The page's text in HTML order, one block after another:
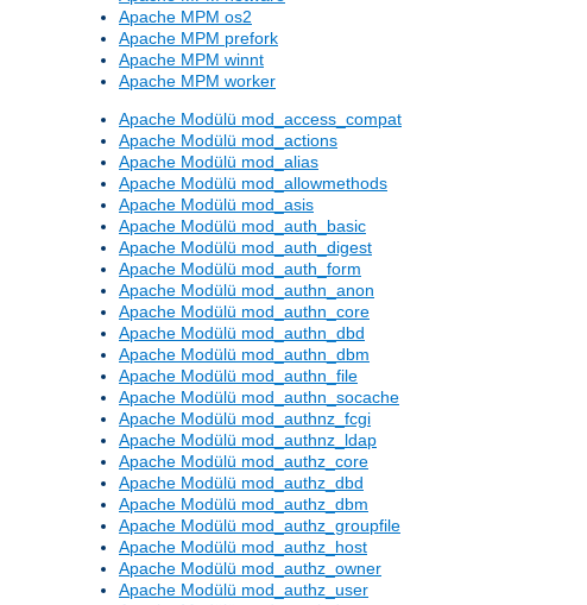
Apache MPM os2
Apache MPM prefork
Apache MPM winnt
Apache MPM worker
Apache Modülü mod_access_compat
Apache Modülü mod_actions
Apache Modülü mod_alias
Apache Modülü mod_allowmethods
Apache Modülü mod_asis
Apache Modülü mod_auth_basic
Apache Modülü mod_auth_digest
Apache Modülü mod_auth_form
Apache Modülü mod_authn_anon
Apache Modülü mod_authn_core
Apache Modülü mod_authn_dbd
Apache Modülü mod_authn_dbm
Apache Modülü mod_authn_file
Apache Modülü mod_authn_socache
Apache Modülü mod_authnz_fcgi
Apache Modülü mod_authnz_ldap
Apache Modülü mod_authz_core
Apache Modülü mod_authz_dbd
Apache Modülü mod_authz_dbm
Apache Modülü mod_authz_groupfile
Apache Modülü mod_authz_host
Apache Modülü mod_authz_owner
Apache Modülü mod_authz_user